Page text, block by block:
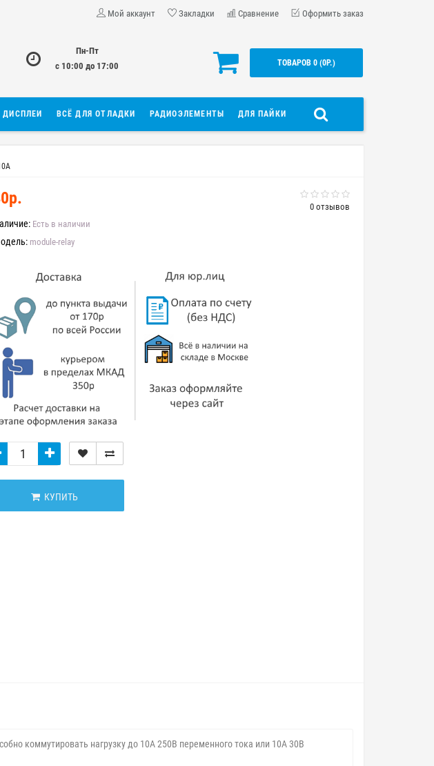
Мой аккаунт Закладки Сравнение Оформить заказ
Пн-Пт
с 10:00 до 17:00
ТОВАРОВ 0 (0Р.)
ДИСПЛЕИ ВСЁ ДЛЯ ОТЛАДКИ РАДИОЭЛЕМЕНТЫ ДЛЯ ПАЙКИ
0 отзывов
Есть в наличии
module-relay
КУПИТЬ
коммутировать нагрузку до 10А 250В переменного тока или 10А 30В